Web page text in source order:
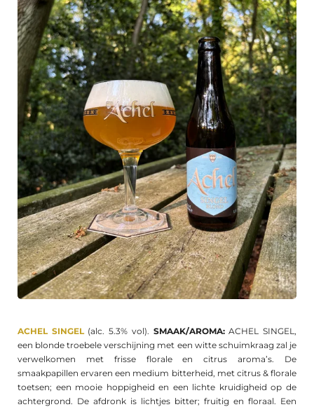
ACHEL SINGEL(alc. 5.3% vol). SMAAK/AROMA:ACHEL SINGEL,
een blonde troebele verschijning met een witte schuimkraag zal je
verwelkomen met frisse florale en citrus aroma’s. De
smaakpapillen ervaren een medium bitterheid, met citrus & florale
toetsen; een mooie hoppigheid en een lichte kruidigheid op de
achtergrond. De afdronk is lichtjes bitter; fruitig en floraal. Een